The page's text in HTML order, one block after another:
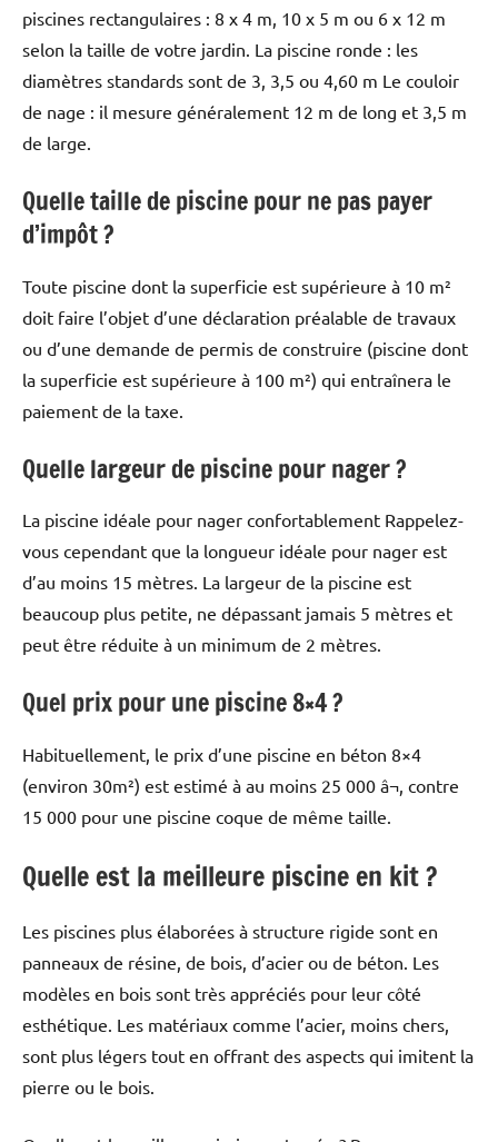
piscines rectangulaires : 8 x 4 m, 10 x 5 m ou 6 x 12 m
selon la taille de votre jardin. La piscine ronde : les
diamètres standards sont de 3, 3,5 ou 4,60 m Le couloir
de nage : il mesure généralement 12 m de long et 3,5 m
de large.
Quelle taille de piscine pour ne pas payer
d’impôt ?
Toute piscine dont la superficie est supérieure à 10 m²
doit faire l’objet d’une déclaration préalable de travaux
ou d’une demande de permis de construire (piscine dont
la superficie est supérieure à 100 m²) qui entraînera le
paiement de la taxe.
Quelle largeur de piscine pour nager ?
La piscine idéale pour nager confortablement Rappelez-
vous cependant que la longueur idéale pour nager est
d’au moins 15 mètres. La largeur de la piscine est
beaucoup plus petite, ne dépassant jamais 5 mètres et
peut être réduite à un minimum de 2 mètres.
Quel prix pour une piscine 8×4 ?
Habituellement, le prix d’une piscine en béton 8×4
(environ 30m²) est estimé à au moins 25 000 â¬, contre
15 000 pour une piscine coque de même taille.
Quelle est la meilleure piscine en kit ?
Les piscines plus élaborées à structure rigide sont en
panneaux de résine, de bois, d’acier ou de béton. Les
modèles en bois sont très appréciés pour leur côté
esthétique. Les matériaux comme l’acier, moins chers,
sont plus légers tout en offrant des aspects qui imitent la
pierre ou le bois.